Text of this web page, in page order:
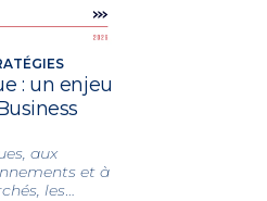
: un enjeu
aux
et à
les